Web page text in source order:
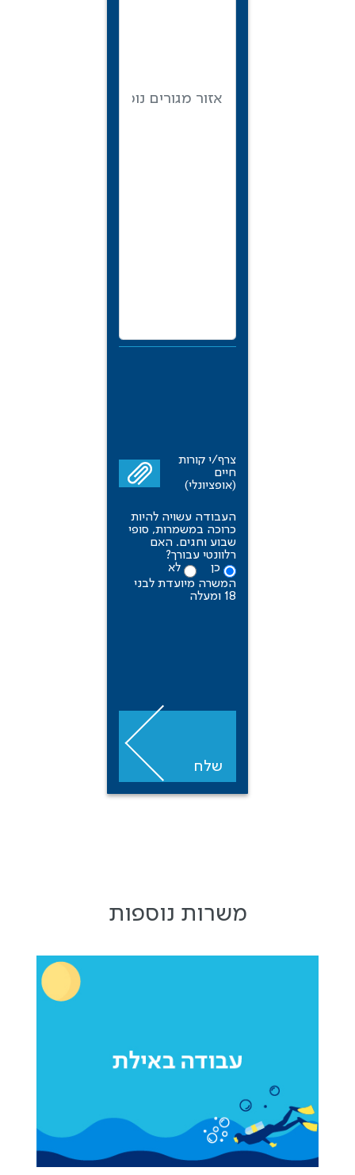
צרף/י קורות
חיים
(אופציונלי)
העבודה עשויה להיות
כרוכה במשמרות, סופי
שבוע וחגים. האם
רלוונטי עבורך?
כן
לא
המשרה מיועדת לבני
18 ומעלה
שלח
משרות נוספות